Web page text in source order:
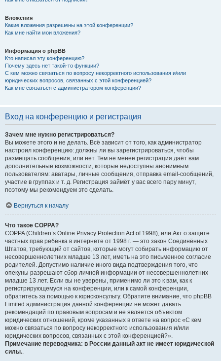
Вложения
Какие вложения разрешены на этой конференции?
Как мне найти мои вложения?
Информация о phpBB
Кто написал эту конференцию?
Почему здесь нет такой-то функции?
С кем можно связаться по вопросу некорректного использования и/или
юридических вопросов, связанных с этой конференцией?
Как мне связаться с администратором конференции?
Вход на конференцию и регистрация
Зачем мне нужно регистрироваться?
Вы можете этого и не делать. Всё зависит от того, как администратор
настроил конференцию: должны ли вы зарегистрироваться, чтобы
размещать сообщения, или нет. Тем не менее регистрация даёт вам
дополнительные возможности, которые недоступны анонимным
пользователям: аватары, личные сообщения, отправка email-сообщений,
участие в группах и т. д. Регистрация займёт у вас всего пару минут,
поэтому мы рекомендуем это сделать.
Вернуться к началу
Что такое COPPA?
COPPA (Children’s Online Privacy Protection Act of 1998), или Акт о защите
частных прав ребёнка в интернете от 1998 г. — это закон Соединённых
Штатов, требующий от сайтов, которые могут собирать информацию от
несовершеннолетних младше 13 лет, иметь на это письменное согласие
родителей. Допустимо наличие иного вида подтверждения того, что
опекуны разрешают сбор личной информации от несовершеннолетних
младше 13 лет. Если вы не уверены, применимо ли это к вам, как к
регистрирующемуся на конференции, или к самой конференции,
обратитесь за помощью к юрисконсульту. Обратите внимание, что phpBB
Limited администрация данной конференции не может давать
рекомендаций по правовым вопросам и не является объектом
юридических отношений, кроме указанных в ответе на вопрос «С кем
можно связаться по вопросу некорректного использования и/или
юридических вопросов, связанных с этой конференцией?».
Примечание переводчика: в России данный акт не имеет юридической
силы..